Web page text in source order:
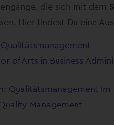
die sich mit dem
Hier findest Du eine
of Arts in Business
Qualitätsmanagement im
Management